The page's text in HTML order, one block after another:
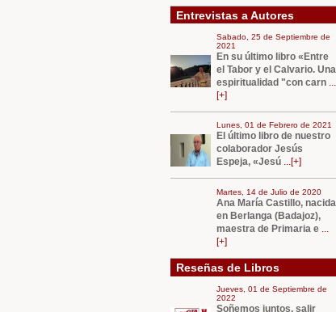
Entrevistas a Autores
Sabado, 25 de Septiembre de
2021
En su último libro «Entre
el Tabor y el Calvario. Una
espiritualidad "con carn
[+]
Lunes, 01 de Febrero de 2021
El último libro de nuestro
colaborador Jesús
Espeja, «Jesú ...[+]
Martes, 14 de Julio de 2020
Ana Marí­a Castillo, nacida
en Berlanga (Badajoz),
maestra de Primaria e
[+]
Reseñas de Libros
Jueves, 01 de Septiembre de
2022
Soñemos juntos, salir